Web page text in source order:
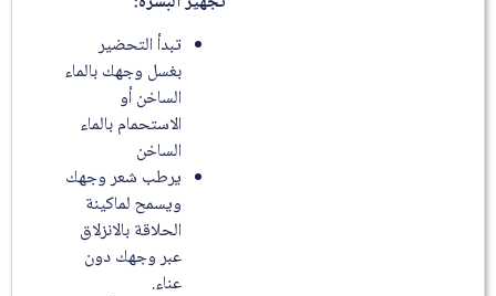
تبدأ التحضير
بغسل وجهك بالماء
الساخن أو
الاستحمام بالماء
الساخن
يرطب شعر وجهك
ويسمح لماكينة
الحلاقة بالانزلاق
عبر وجهك دون
عناء.